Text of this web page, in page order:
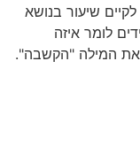
שיעור בנושא
מהתלמידים לומר איזה
את המילה "הקשבה".